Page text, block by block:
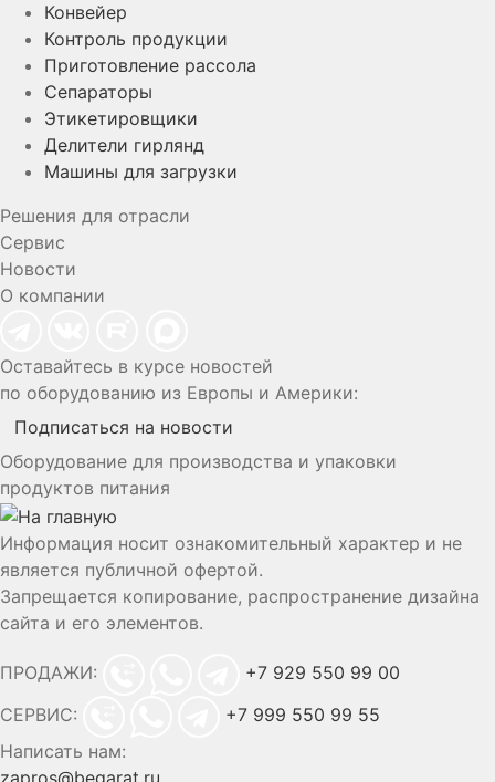
Конвейер
Контроль продукции
Приготовление рассола
Сепараторы
Этикетировщики
Делители гирлянд
Машины для загрузки
Решения для отрасли
Сервис
Новости
О компании
Оставайтесь в курсе новостей
по оборудованию из Европы и Америки:
Подписаться на новости
Оборудование для производства и упаковки
продуктов питания
Информация носит ознакомительный характер и не
является публичной офертой.
Запрещается копирование, распространение дизайна
сайта и его элементов.
ПРОДАЖИ:
+7 929 550 99 00
СЕРВИС:
+7 999 550 99 55
Написать нам:
zapros@begarat.ru